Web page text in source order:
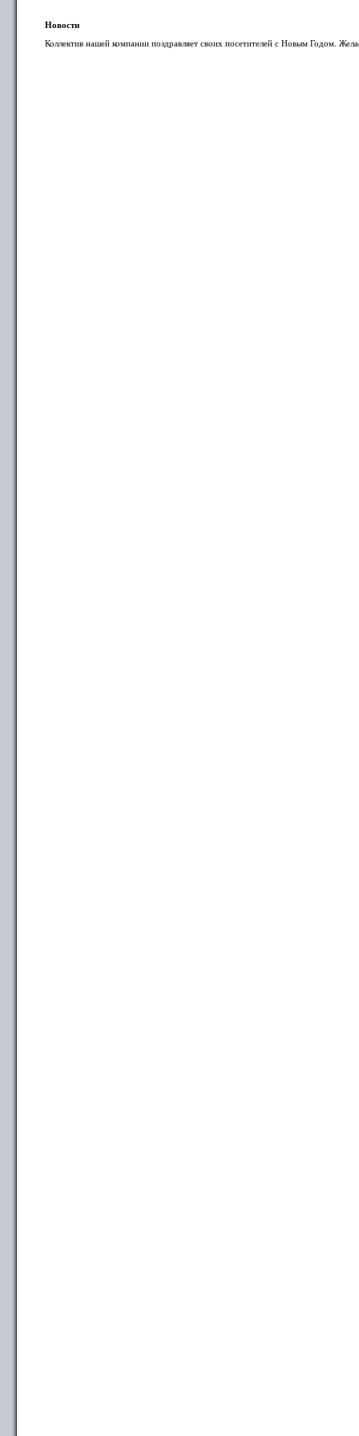
Новости
Коллектив нашей компании поздравляет своих посетителей с Новым Годом.